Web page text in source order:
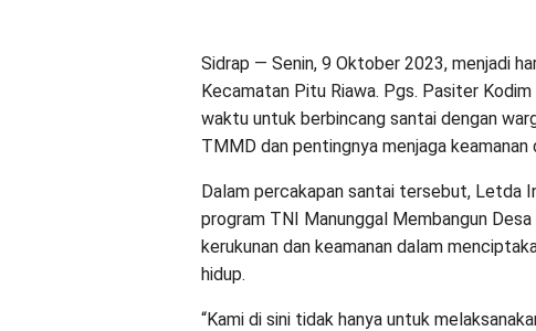
Sidrap — Senin, 9 Oktober 2023, menjadi
Kecamatan Pitu Riawa. Pgs. Pasiter
waktu untuk berbincang santai dengan
TMMD dan pentingnya menjaga keamanan
Dalam percakapan santai tersebut, Letda
program TNI Manunggal Membangun
kerukunan dan keamanan dalam
hidup.
“Kami di sini tidak hanya untuk